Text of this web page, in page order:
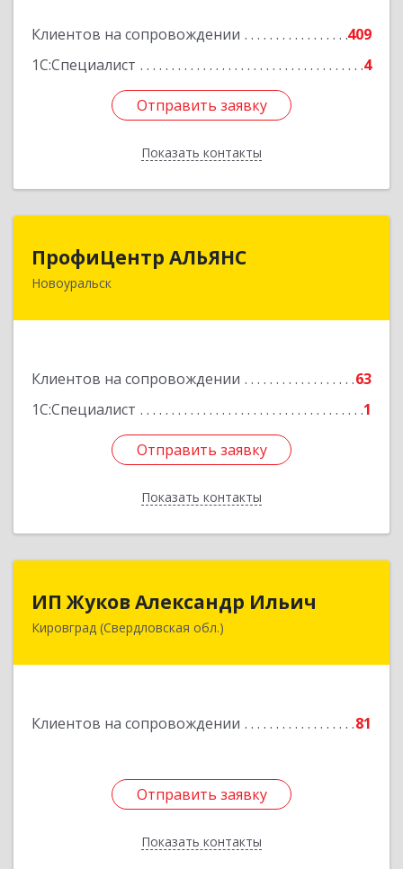
Клиентов на сопровождении
409
1С:Специалист
4
Отправить заявку
Показать контакты
Отправить заявку
Назад
ПрофиЦентр АЛЬЯНС
Новоуральск
Клиентов на сопровождении
63
1С:Специалист
1
Отправить заявку
Показать контакты
624133, Свердловская обл, Новоуральск г, Льва
Отправить заявку
Назад
ИП Жуков Александр Ильич
Кировград (Свердловская обл.)
Клиентов на сопровождении 81
Отправить заявку
Показать контакты
624140, Свердловская обл, Кировград г,
Отправить заявку
Назад